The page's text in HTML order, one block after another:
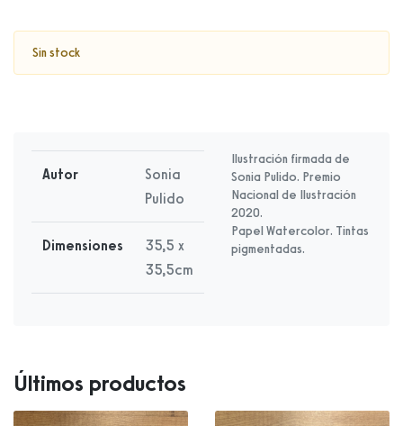
Sin stock
Autor
Sonia
Pulido
Dimensiones
35,5 x
35,5cm
Ilustración firmada de
Sonia Pulido. Premio
Nacional de Ilustración
2020.
Papel Watercolor. Tintas
pigmentadas.
Últimos productos